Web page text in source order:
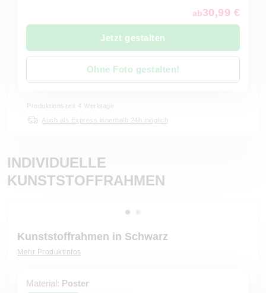
ab30,99 €
Jetzt gestalten
Ohne Foto gestalten!
Produktionszeit 4 Werktage
Auch als Express innerhalb 24h möglich
INDIVIDUELLE
KUNSTSTOFFRAHMEN
Kunststoffrahmen in Schwarz
Mehr Produktinfos
Material: Poster